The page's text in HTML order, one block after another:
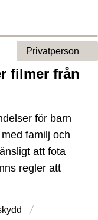
filmer från
Privatperson
för barn
familj och
att fota
regler att